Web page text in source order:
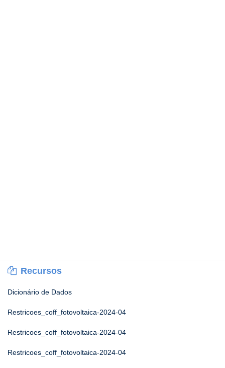
Recursos
Dicionário de Dados
Restricoes_coff_fotovoltaica-2024-04
Restricoes_coff_fotovoltaica-2024-04
Restricoes_coff_fotovoltaica-2024-04